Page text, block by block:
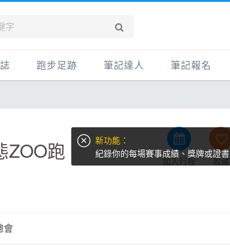
賽事
專區
生活
跑步足跡
配速工具
每日照片
筆記達人 筆記報名
ZOO跑
會
加入行程 收藏
新功能：
紀錄你的每場賽事成績、獎牌或證書